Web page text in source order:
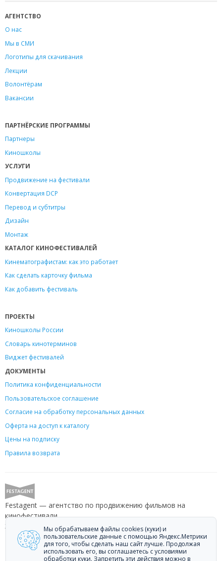
АГЕНТСТВО
О нас
Мы в СМИ
Логотипы для скачивания
Лекции
Волонтёрам
Вакансии
ПАРТНЁРСКИЕ ПРОГРАММЫ
Партнеры
Киношколы
УСЛУГИ
Продвижение на фестивали
Конвертация DCP
Перевод и субтитры
Дизайн
Монтаж
КАТАЛОГ КИНОФЕСТИВАЛЕЙ
Кинематографистам: как это работает
Как сделать карточку фильма
Как добавить фестиваль
ПРОЕКТЫ
Киношколы России
Словарь кинотерминов
Виджет фестивалей
ДОКУМЕНТЫ
Политика конфиденциальности
Пользовательское соглашение
Согласие на обработку персональных данных
Оферта на доступ к каталогу
Цены на подписку
Правила возврата
Festagent — агентство по продвижению фильмов на
кинофестивали.
Звоните +7 (499) 113-78-80 или пишитеhello@festagent.com
© 2010—2026 Festagent. Использование материалов сайта
«Festagent.com» разрешено только при наличии активной ссылки на
Мы обрабатываем файлы cookies (куки) и
пользовательские данные с помощью Яндекс.Метрики
для того, чтобы сделать наш сайт лучше. Продолжая
использовать его, вы соглашаетесь с условиями
обработки куки. Запретить эти действия можно в